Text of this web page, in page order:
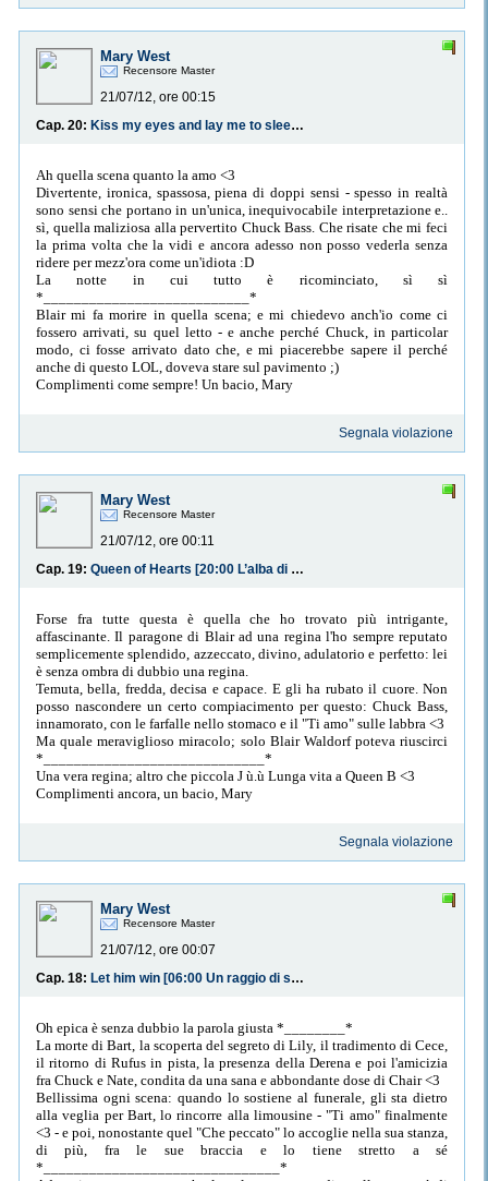
Mary West
Recensore Master
21/07/12, ore 00:15
Cap. 20:
Kiss my eyes and lay me to sleep [22:00 Il riposo dei giusti]
Ah quella scena quanto la amo <3
Divertente, ironica, spassosa, piena di doppi sensi - spesso in realtà
sono sensi che portano in un'unica, inequivocabile interpretazione e..
sì, quella maliziosa alla pervertito Chuck Bass. Che risate che mi feci
la prima volta che la vidi e ancora adesso non posso vederla senza
ridere per mezz'ora come un'idiota :D
La notte in cui tutto è ricominciato, sì sì
*___________________________*
Blair mi fa morire in quella scena; e mi chiedevo anch'io come ci
fossero arrivati, su quel letto - e anche perché Chuck, in particolar
modo, ci fosse arrivato dato che, e mi piacerebbe sapere il perché
anche di questo LOL, doveva stare sul pavimento ;)
Complimenti come sempre! Un bacio, Mary
Segnala violazione
Mary West
Recensore Master
21/07/12, ore 00:11
Cap. 19:
Queen of Hearts [20:00 L’alba di Venere]
Forse fra tutte questa è quella che ho trovato più intrigante,
affascinante. Il paragone di Blair ad una regina l'ho sempre reputato
semplicemente splendido, azzeccato, divino, adulatorio e perfetto: lei
è senza ombra di dubbio una regina.
Temuta, bella, fredda, decisa e capace. E gli ha rubato il cuore. Non
posso nascondere un certo compiacimento per questo: Chuck Bass,
innamorato, con le farfalle nello stomaco e il "Ti amo" sulle labbra <3
Ma quale meraviglioso miracolo; solo Blair Waldorf poteva riuscirci
*_____________________________*
Una vera regina; altro che piccola J ù.ù Lunga vita a Queen B <3
Complimenti ancora, un bacio, Mary
Segnala violazione
Mary West
Recensore Master
21/07/12, ore 00:07
Cap. 18:
Let him win [06:00 Un raggio di sole]
Oh epica è senza dubbio la parola giusta *________*
La morte di Bart, la scoperta del segreto di Lily, il tradimento di Cece,
il ritorno di Rufus in pista, la presenza della Derena e poi l'amicizia
fra Chuck e Nate, condita da una sana e abbondante dose di Chair <3
Bellissima ogni scena: quando lo sostiene al funerale, gli sta dietro
alla veglia per Bart, lo rincorre alla limousine - "Ti amo" finalmente
<3 - e poi, nonostante quel "Che peccato" lo accoglie nella sua stanza,
di più, fra le sue braccia e lo tiene stretto a sé
*_______________________________*